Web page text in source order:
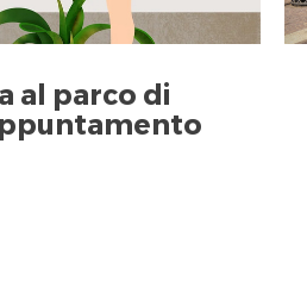
al parco di